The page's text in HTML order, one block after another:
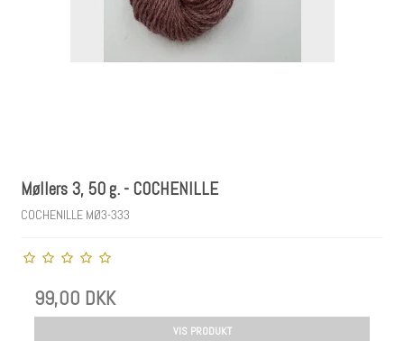
Møllers 3, 50 g. - COCHENILLE
COCHENILLE MØ3-333
99,00 DKK
VIS PRODUKT